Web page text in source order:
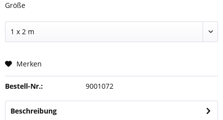
Größe
Merken
Bestell-Nr.: 9001072
Beschreibung